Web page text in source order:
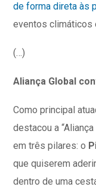
de forma direta às
eventos climáticos
(…)
Aliança Global
Como principal
destacou a
em três pilares: o
que quiserem
dentro de uma